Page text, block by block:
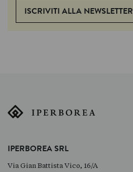
ISCRIVITI ALLA NEWSLETTER
IPERBOREA SRL
Via Gian Battista Vico, 16/A